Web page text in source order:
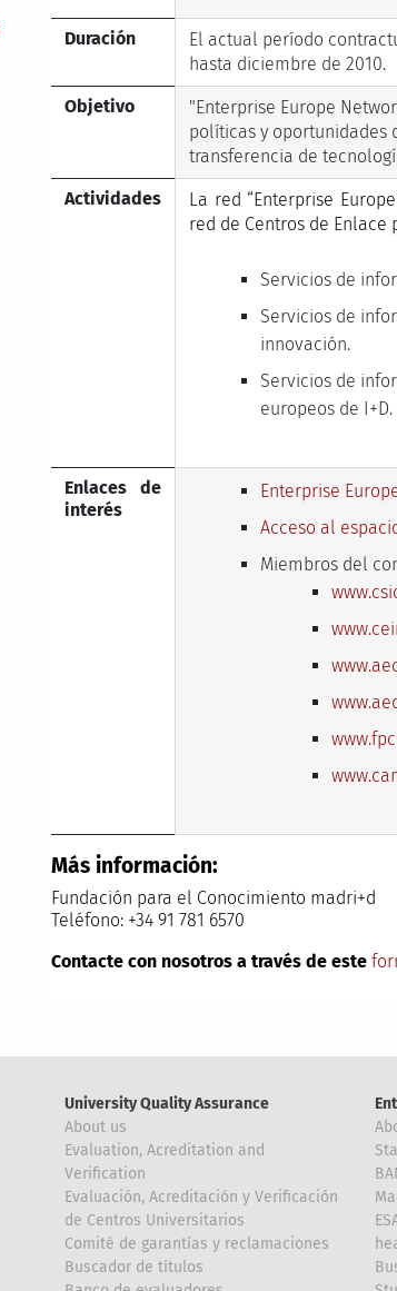
Duración
El actual período
hasta diciembre de 2010.
Objetivo
"Enterprise Europe
políticas y oportunidades
transferencia de
Actividades
La red “Enterprise
red de Centros de Enlace
Servicios de
Servicios de
innovación.
Servicios de
europeos de I+D.
Enlaces de
interés
Enterprise
Acceso al
Miembros del
Más información:
Fundación para el Conocimiento madri+d
Teléfono: +34 91 781 6570
Contacte con nosotros a través de este
University Quality Assurance
About us
Evaluation, Acreditation and
Verification
Evaluación, Acreditación y Verificación
de Centros Universitarios
Comité de garantías y reclamaciones
Buscador de títulos